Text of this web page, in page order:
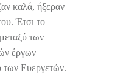
καλά, ήξεραν
Έτσι το
των
έργων
των Ευεργετών.